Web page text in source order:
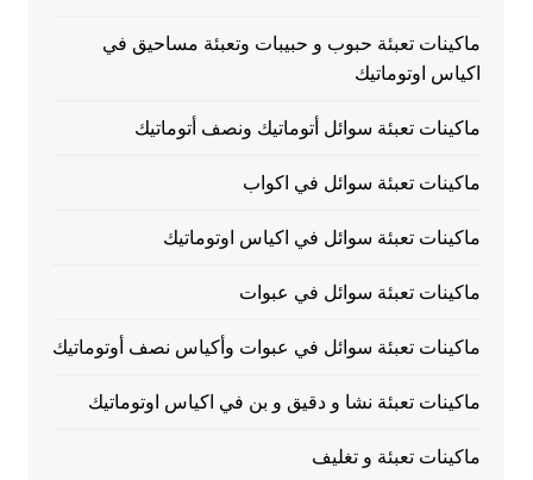
ماكينات تعبئة حبوب و حبيبات وتعبئة مساحيق في
اكياس اوتوماتيك
ماكينات تعبئة سوائل أتوماتيك ونصف أتوماتيك
ماكينات تعبئة سوائل في اكواب
ماكينات تعبئة سوائل في اكياس اوتوماتيك
ماكينات تعبئة سوائل في عبوات
ماكينات تعبئة سوائل في عبوات وأكياس نصف أوتوماتيك
ماكينات تعبئة نشا و دقيق و بن في اكياس اوتوماتيك
ماكينات تعبئة و تغليف